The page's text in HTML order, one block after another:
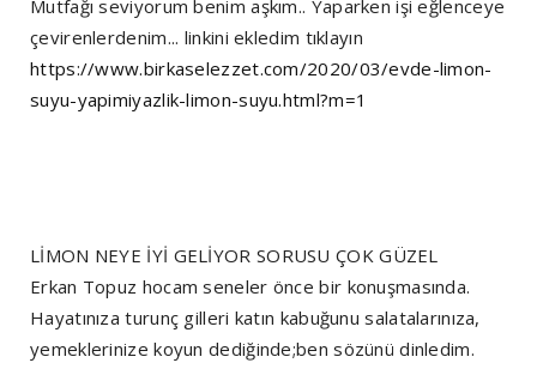
Mutfağı seviyorum benim aşkım.. Yaparken işi eğlenceye
çevirenlerdenim... linkini ekledim tıklayın
https://www.birkaselezzet.com/2020/03/evde-limon-
suyu-yapimiyazlik-limon-suyu.html?m=1
LİMON NEYE İYİ GELİYOR SORUSU ÇOK GÜZEL
Erkan Topuz hocam seneler önce bir konuşmasında.
Hayatınıza turunç gilleri katın kabuğunu salatalarınıza,
yemeklerinize koyun dediğinde;ben sözünü dinledim.